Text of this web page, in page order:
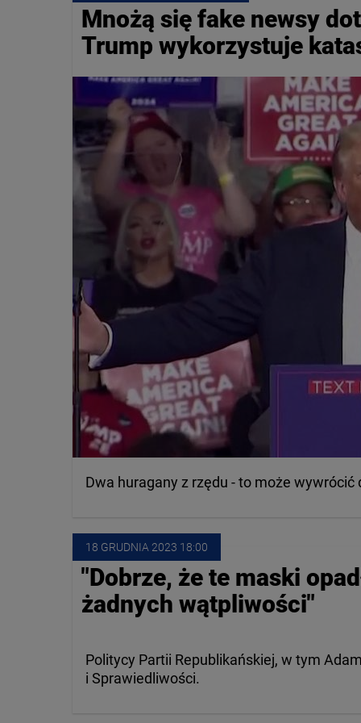
Mnożą się fake newsy
Trump wykorzystuje
Dwa huragany z rzędu - to może
"Dobrze, że te maski
żadnych wątpliwości"
Politycy Partii Republikańskiej, w tym
i Sprawiedliwości.
18 GRUDNIA 2023 18:00